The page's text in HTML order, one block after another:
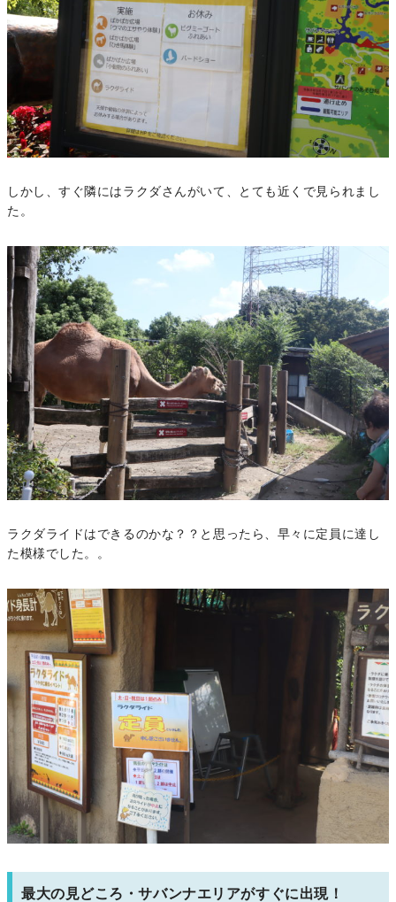
しかし、すぐ隣にはラクダさんがいて、とても近くで見られまし
た。
ラクダライドはできるのかな？？と思ったら、早々に定員に達し
た模様でした。。
最大の見どころ・サバンナエリアがすぐに出現！